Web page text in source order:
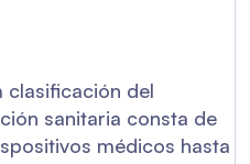
clasificación del
sanitaria consta de
médicos hasta